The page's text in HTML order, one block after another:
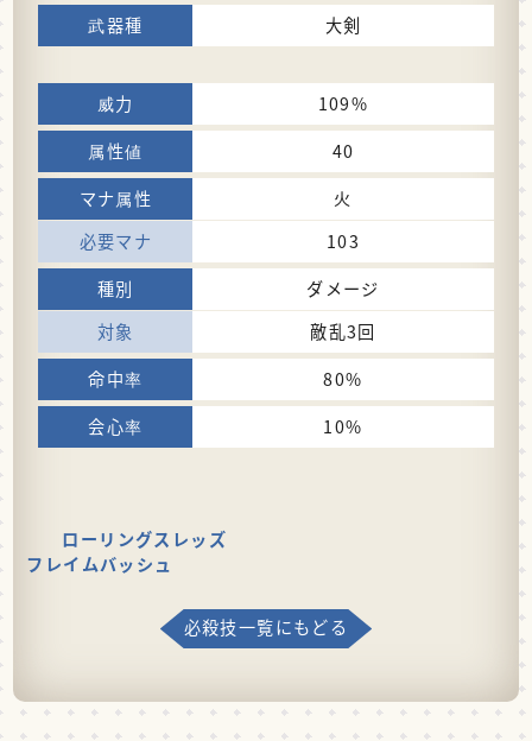
大剣
109%
40
火
103
ダメージ
敵乱3回
80%
10%
ローリングスレッズ
フレイムバッシュ
必殺技一覧にもどる